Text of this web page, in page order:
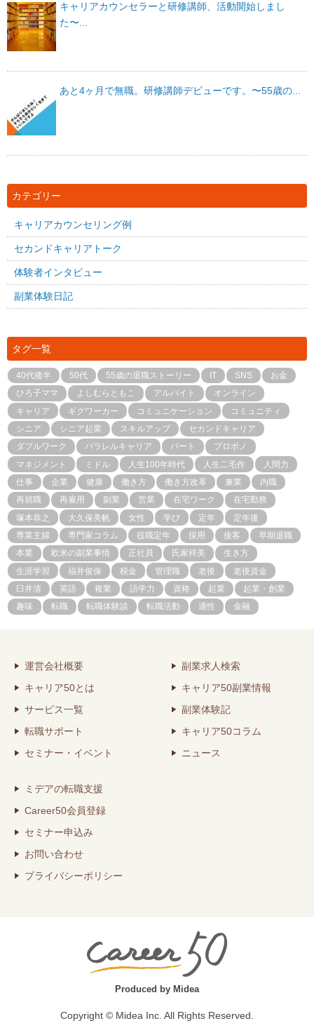
キャリアカウンセラーと研修講師、活動開始しまし
た〜...
あと4ヶ月で無職。研修講師デビューです。〜55歳の...
カテゴリー
キャリアカウンセリング例
セカンドキャリアトーク
体験者インタビュー
副業体験日記
タグ一覧
40代後半 50代 55歳の退職ストーリー IT SNS
お金
ひろ子ママ
よしむらともこ アルバイト
オンライン
キャリア
ギグワーカー コミュニケーション
コミュニティ
シニア
シニア起業 スキルアップ
セカンドキャリア
ダブルワーク
パラレルキャリア パート
プロボノ
マネジメント
ミドル 人生100年時代 人生二毛作
人間力
仕事
企業 健康 働き方 働き方改革 兼業
内職
再就職
再雇用 副業 営業 在宅ワーク
在宅勤務
塚本恭之
大久保美帆 女性 学び 定年
定年後
専業主婦
専門家コラム 役職定年 採用 接客
早期退職
本業
欧米の副業事情 正社員 氏家祥美
生き方
生涯学習
福井俊保 税金 管理職 老後
老後資金
臼井清
英語 複業 語学力 資格 起業
起業・創業
趣味
転職 転職体験談 転職活動 適性 金融
運営会社概要
キャリア50とは
サービス一覧
転職サポート
セミナー・イベント
副業求人検索
キャリア50副業情報
副業体験記
キャリア50コラム
ニュース
ミデアの転職支援
Career50会員登録
セミナー申込み
お問い合わせ
プライバシーポリシー
Produced by Midea
Copyright © Midea Inc. All Rights Reserved.